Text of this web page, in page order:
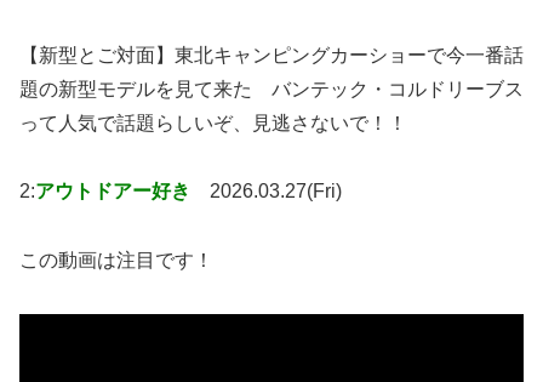
【新型とご対面】東北キャンピングカーショーで今一番話
題の新型モデルを見て来た バンテック・コルドリーブス
って人気で話題らしいぞ、見逃さないで！！
2:アウトドアー好き 2026.03.27(Fri)
この動画は注目です！